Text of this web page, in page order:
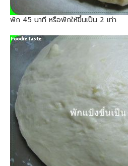
พัก 45 นาที หรือพักให้ขึ้นเป็น 2 เท่า